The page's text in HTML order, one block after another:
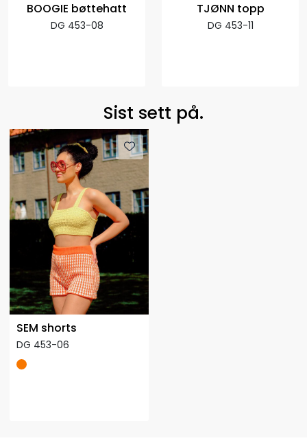
BOOGIE bøttehatt
DG 453-08
TJØNN topp
DG 453-11
Sist sett på.
SEM shorts
DG 453-06